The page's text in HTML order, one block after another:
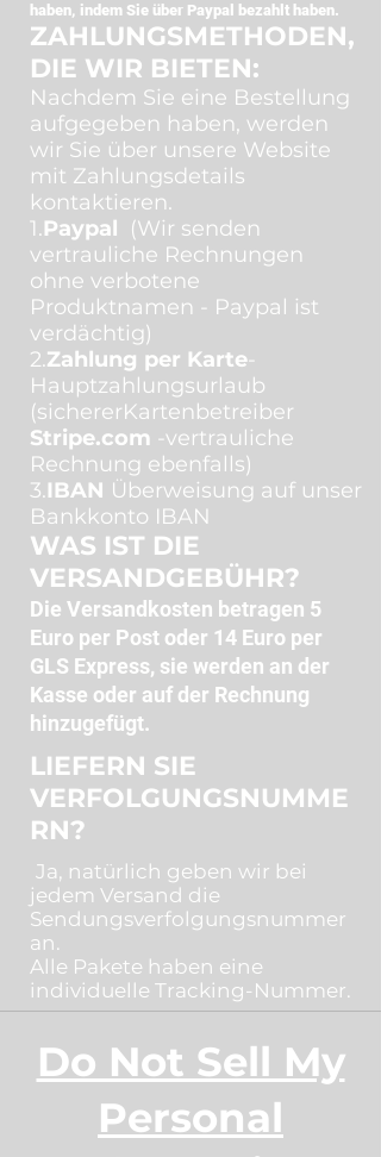
haben, indem Sie über Paypal bezahlt haben.
ZAHLUNGSMETHODEN,
DIE WIR BIETEN:
Nachdem Sie eine Bestellung
aufgegeben haben, werden
wir Sie über unsere Website
mit Zahlungsdetails
kontaktieren.
1.Paypal (Wir senden
vertrauliche Rechnungen
ohne verbotene
Produktnamen - Paypal ist
verdächtig)
2.Zahlung per Karte-
Hauptzahlungsurlaub
(sichererKartenbetreiber
Stripe.com -vertrauliche
Rechnung ebenfalls)
3.IBAN Überweisung auf unser
Bankkonto IBAN
WAS IST DIE
VERSANDGEBÜHR?
Die Versandkosten betragen 5
Euro per Post oder 14 Euro per
GLS Express, sie werden an der
Kasse oder auf der Rechnung
hinzugefügt.
LIEFERN SIE
VERFOLGUNGSNUMME
RN?
Ja, natürlich geben wir bei
jedem Versand die
Sendungsverfolgungsnummer
an.
Alle Pakete haben eine
individuelle Tracking-Nummer.
Do Not Sell My
Personal